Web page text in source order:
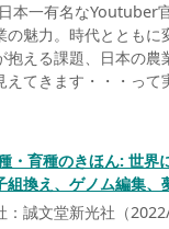
本一有名なYoutuber
の魅力。時代とともに
える課題、日本の農
えてきます・・・って
・育種のきほん: 世界
組換え、ゲノム編集、
文堂新光社（2022/